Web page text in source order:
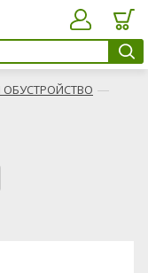
ОБУСТРОЙСТВО —